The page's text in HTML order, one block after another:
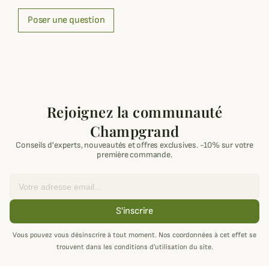
Poser une question
Rejoignez la communauté
Champgrand
Conseils d'experts, nouveautés et offres exclusives. -10% sur votre
première commande.
S'inscrire
Vous pouvez vous désinscrire à tout moment. Nos coordonnées à cet effet se
trouvent dans les conditions d’utilisation du site.